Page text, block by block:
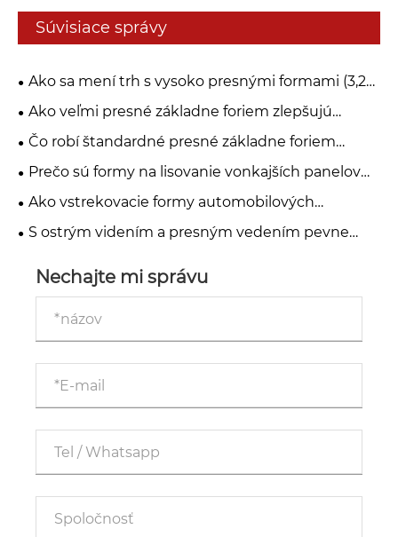
Súvisiace správy
Ako sa mení trh s vysoko presnými formami (3,2
miliardy dolárov v roku 2025) vďaka trendom
odľahčovania elektromobilov a integrovaného
tlakového liatia?
Ako veľmi presné základne foriem zlepšujú
presnosť a efektivitu výroby?
Čo robí štandardné presné základne foriem
nevyhnutné pre vysokokvalitnú výrobu?
Prečo sú formy na lisovanie vonkajších panelov
automobilovej karosérie rozhodujúce pri výrobe
moderných automobilov?
Ako vstrekovacie formy automobilových
interiérových dielov zlepšujú kvalitu a efektivitu?
S ostrým videním a presným vedením pevne
Nechajte mi správu